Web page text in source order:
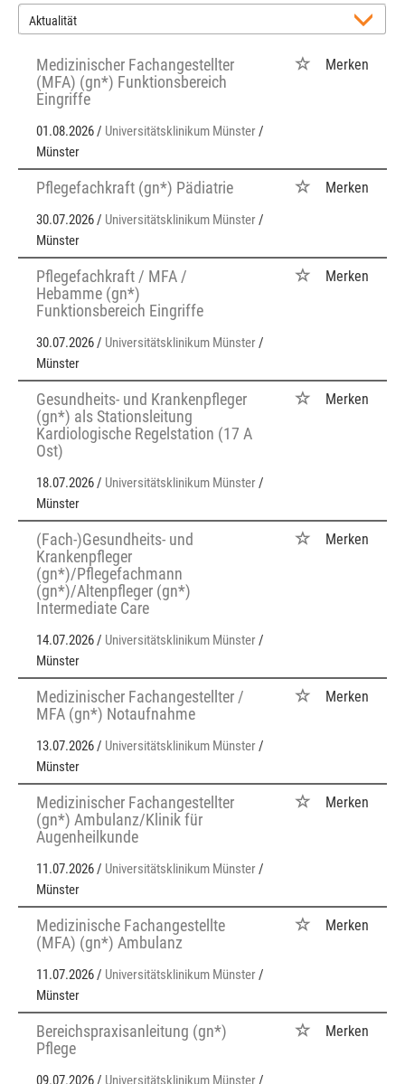
Medizinischer Fachangestellter
(MFA) (gn*) Funktionsbereich
Eingriffe
01.08.2026 / Universitätsklinikum Münster/
Münster
Merken
Pflegefachkraft (gn*) Pädiatrie
30.07.2026 / Universitätsklinikum Münster/
Münster
Merken
Pflegefachkraft / MFA /
Hebamme (gn*)
Funktionsbereich Eingriffe
30.07.2026 / Universitätsklinikum Münster/
Münster
Merken
Gesundheits- und Krankenpfleger
(gn*) als Stationsleitung
Kardiologische Regelstation (17 A
Ost)
18.07.2026 / Universitätsklinikum Münster/
Münster
Merken
(Fach-)Gesundheits- und
Krankenpfleger
(gn*)/Pflegefachmann
(gn*)/Altenpfleger (gn*)
Intermediate Care
14.07.2026 / Universitätsklinikum Münster/
Münster
Merken
Medizinischer Fachangestellter /
MFA (gn*) Notaufnahme
13.07.2026 / Universitätsklinikum Münster/
Münster
Merken
Medizinischer Fachangestellter
(gn*) Ambulanz/Klinik für
Augenheilkunde
11.07.2026 / Universitätsklinikum Münster/
Münster
Merken
Medizinische Fachangestellte
(MFA) (gn*) Ambulanz
11.07.2026 / Universitätsklinikum Münster/
Münster
Merken
Bereichspraxisanleitung (gn*)
Pflege
09.07.2026 / Universitätsklinikum Münster /
Merken